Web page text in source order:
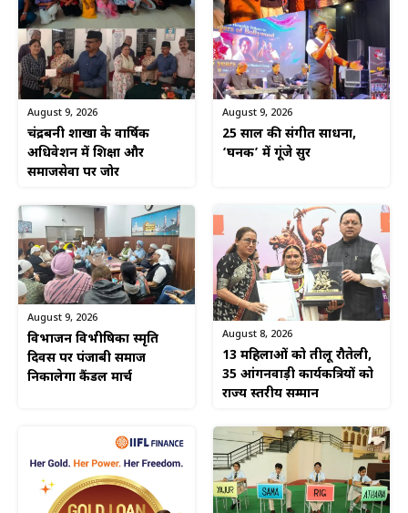
August 9, 2026
चंद्रबनी शाखा के वार्षिक
अधिवेशन में शिक्षा और
समाजसेवा पर जोर
August 9, 2026
25 साल की संगीत साधना,
‘घनक’ में गूंजे सुर
August 9, 2026
विभाजन विभीषिका स्मृति
दिवस पर पंजाबी समाज
निकालेगा कैंडल मार्च
August 8, 2026
13 महिलाओं को तीलू रौतेली,
35 आंगनवाड़ी कार्यकत्रियों को
राज्य स्तरीय सम्मान